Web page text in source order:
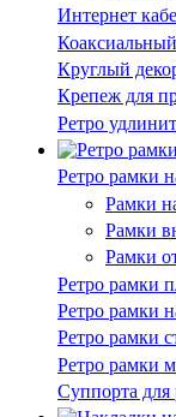
Интернет
Круглый
Крепеж для
Ретро
Ретро рамки
Рамки
Рамки
Рамки
Ретро рамки
Ретро рамки
Ретро рамки
Ретро рамки
Суппорта для